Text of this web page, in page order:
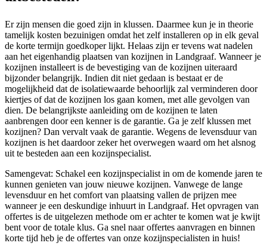
Er zijn mensen die goed zijn in klussen. Daarmee kun je in theorie
tamelijk kosten bezuinigen omdat het zelf installeren op in elk geval
de korte termijn goedkoper lijkt. Helaas zijn er tevens wat nadelen
aan het eigenhandig plaatsen van kozijnen in Landgraaf. Wanneer je
kozijnen installeert is de bevestiging van de kozijnen uiteraard
bijzonder belangrijk. Indien dit niet gedaan is bestaat er de
mogelijkheid dat de isolatiewaarde behoorlijk zal verminderen door
kiertjes of dat de kozijnen los gaan komen, met alle gevolgen van
dien. De belangrijkste aanleiding om de kozijnen te laten
aanbrengen door een kenner is de garantie. Ga je zelf klussen met
kozijnen? Dan vervalt vaak de garantie. Wegens de levensduur van
kozijnen is het daardoor zeker het overwegen waard om het alsnog
uit te besteden aan een kozijnspecialist.
Samengevat: Schakel een kozijnspecialist in om de komende jaren te
kunnen genieten van jouw nieuwe kozijnen. Vanwege de lange
levensduur en het comfort van plaatsing vallen de prijzen mee
wanneer je een deskundige inhuurt in Landgraaf. Het opvragen van
offertes is de uitgelezen methode om er achter te komen wat je kwijt
bent voor de totale klus. Ga snel naar offertes aanvragen en binnen
korte tijd heb je de offertes van onze kozijnspecialisten in huis!